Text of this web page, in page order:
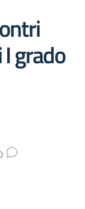
grado